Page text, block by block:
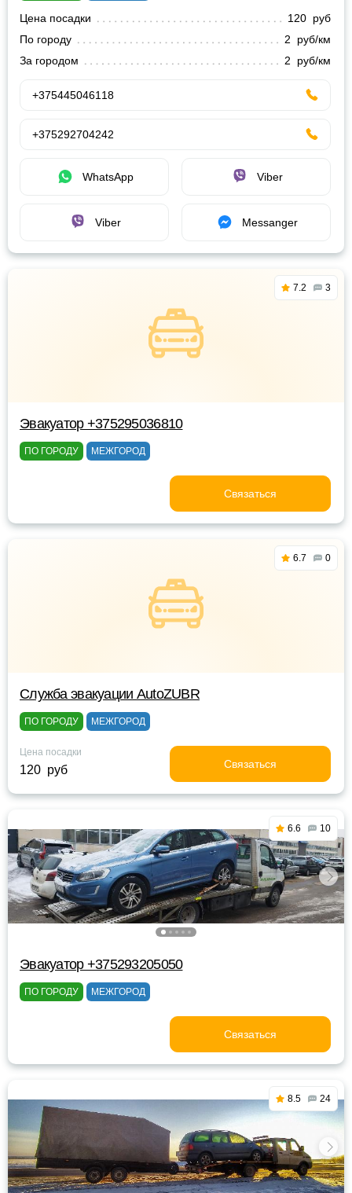
Цена посадки
120 руб
По городу
2 руб/км
За городом
2 руб/км
+375445046118
+375292704242
WhatsApp Viber
Viber Messanger
7.2 3
Эвакуатор +375295036810
ПО ГОРОДУ МЕЖГОРОД
Связаться
6.7 0
Служба эвакуации AutoZUBR
ПО ГОРОДУ МЕЖГОРОД
Цена посадки
120 руб Связаться
6.6 10
Эвакуатор +375293205050
ПО ГОРОДУ МЕЖГОРОД
Связаться
8.5 24